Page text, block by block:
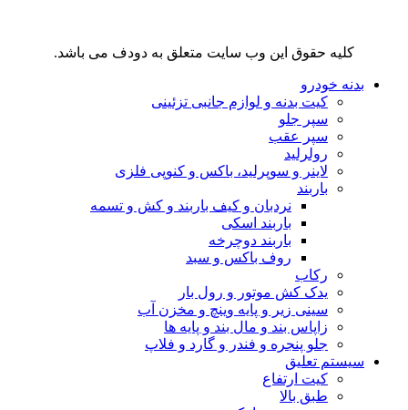
کلیه حقوق این وب سایت متعلق به دودف می باشد.
بدنه خودرو
کیت بدنه و لوازم جانبی تزئینی
سپر جلو
سپر عقب
رولرلید
لاینر و سوپرلید، باکس و کنوپی فلزی
باربند
نردبان و کیف باربند و کش و تسمه
باربند اسکی
باربند دوچرخه
روف باکس و سبد
رکاب
یدک کش موتور و رول بار
سینی زیر و پایه وینچ و مخزن آب
زاپاس بند و مال بند و پایه ها
جلو پنجره و فندر و گارد و فلاپ
سیستم تعلیق
کیت ارتفاع
طبق بالا